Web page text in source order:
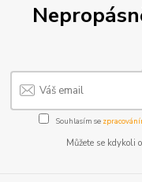
Souhlasím se
Můžete se